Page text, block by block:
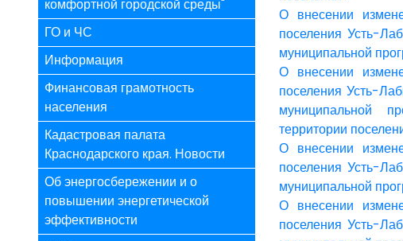
комфортной городской среды"
ГО и ЧС
Информация
Финансовая грамотность
населения
Кадастровая палата
Краснодарского края. Новости
Об энергосбережении и о
повышении энергетической
эффективности
О внесении
поселения Усть-
муниципальной
О внесении
поселения Усть-
муниципальной
территории
О внесении
поселения Усть-
муниципальной
О внесении
поселения Усть-